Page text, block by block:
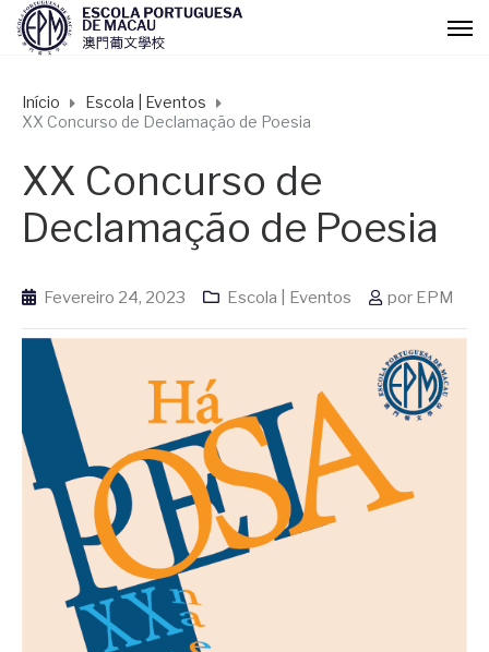
Início
Escola | Eventos
XX Concurso de Declamação de Poesia
XX Concurso de
Declamação de Poesia
Fevereiro 24, 2023 Escola | Eventos por EPM